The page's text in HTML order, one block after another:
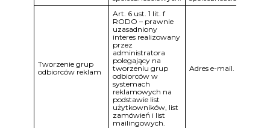
Tworzenie grup
odbiorców reklam
Art. 6 ust. 1 lit. f
RODO – prawnie
uzasadniony
interes realizowany
przez
administratora
polegający na
tworzeniu grup
odbiorców w
systemach
reklamowych na
podstawie list
użytkowników, list
zamówień i list
mailingowych.
Adres e-mail.